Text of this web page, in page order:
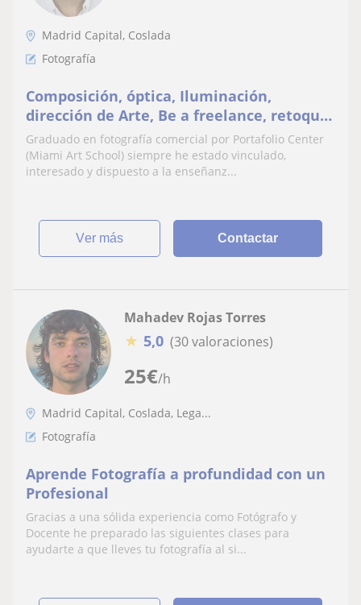
Madrid Capital, Coslada
Fotografía
Composición, óptica, Iluminación,
dirección de Arte, Be a freelance, retoque,
etc
Graduado en fotografía comercial por Portafolio Center
(Miami Art School) siempre he estado vinculado,
interesado y dispuesto a la enseñanz...
ver más Contactar
25€/h
Mahadev Rojas Torres
★ 5,0 (30 valoraciones)
Madrid Capital, Coslada, Lega...
Fotografía
Aprende Fotografía a profundidad con un
Profesional
Gracias a una sólida experiencia como Fotógrafo y
Docente he preparado las siguientes clases para
ayudarte a que lleves tu fotografía al si...